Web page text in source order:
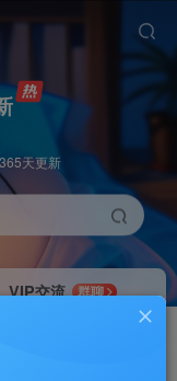
天更新
VIP交流
群聊
研究探讨更多创业项目路子。